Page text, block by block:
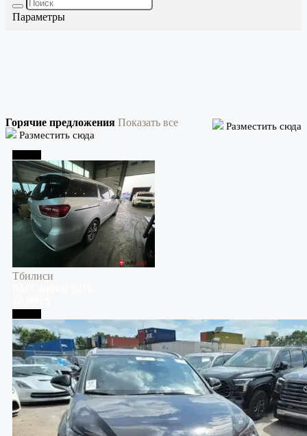
Параметры
Горячие предложения Показать все
Разместить сюда
Разместить сюда
Тбилиси